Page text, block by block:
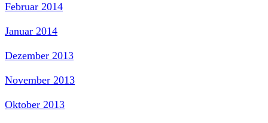
Februar 2014
Januar 2014
Dezember 2013
November 2013
Oktober 2013